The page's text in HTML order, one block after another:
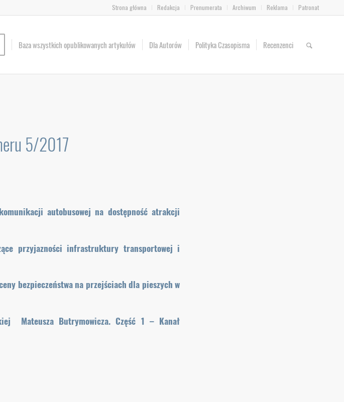
Strona główna Redakcja Prenumerata Archiwum Reklama Patronat
Baza wszystkich opublikowanych artykułów Dla Autorów Polityka Czasopisma Recenzenci
5/2017
autobusowej na dostępność atrakcji
przyjazności infrastruktury transportowej i
bezpieczeństwa na przejściach dla pieszych w
Mateusza Butrymowicza. Część 1 – Kanał